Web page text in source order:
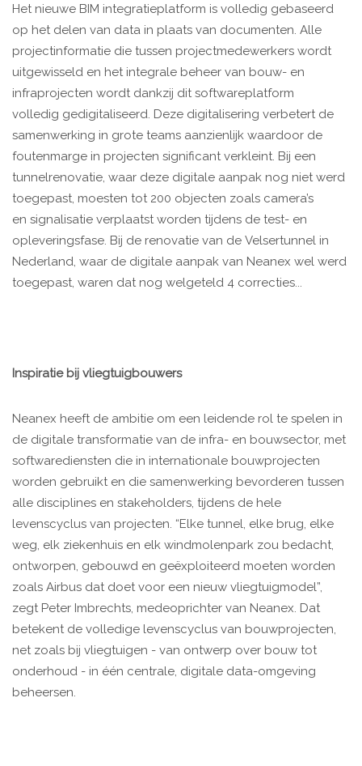
Het nieuwe BIM integratieplatform is volledig gebaseerd
op het delen van data in plaats van documenten. Alle
projectinformatie die tussen projectmedewerkers wordt
uitgewisseld en het integrale beheer van bouw- en
infraprojecten wordt dankzij dit softwareplatform
volledig gedigitaliseerd. Deze digitalisering verbetert de
samenwerking in grote teams aanzienlijk waardoor de
foutenmarge in projecten significant verkleint. Bij een
tunnelrenovatie, waar deze digitale aanpak nog niet werd
toegepast, moesten tot 200 objecten zoals camera’s
en signalisatie verplaatst worden tijdens de test- en
opleveringsfase. Bij de renovatie van de Velsertunnel in
Nederland, waar de digitale aanpak van Neanex wel werd
toegepast, waren dat nog welgeteld 4 correcties...
Inspiratie bij vliegtuigbouwers
Neanex heeft de ambitie om een leidende rol te spelen in
de digitale transformatie van de infra- en bouwsector, met
softwarediensten die in internationale bouwprojecten
worden gebruikt en die samenwerking bevorderen tussen
alle disciplines en stakeholders, tijdens de hele
levenscyclus van projecten. “Elke tunnel, elke brug, elke
weg, elk ziekenhuis en elk windmolenpark zou bedacht,
ontworpen, gebouwd en geëxploiteerd moeten worden
zoals Airbus dat doet voor een nieuw vliegtuigmodel”,
zegt Peter Imbrechts, medeoprichter van Neanex. Dat
betekent de volledige levenscyclus van bouwprojecten,
net zoals bij vliegtuigen - van ontwerp over bouw tot
onderhoud - in één centrale, digitale data-omgeving
beheersen.